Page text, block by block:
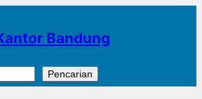
Bandung
Pencarian